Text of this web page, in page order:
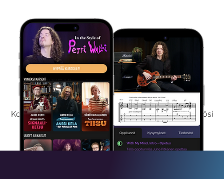
Kokeile Ilmaiseksi
Kokeilemalla ilmaiseksi saat koko sisältömme käyttöösi
viikon ajaksi.